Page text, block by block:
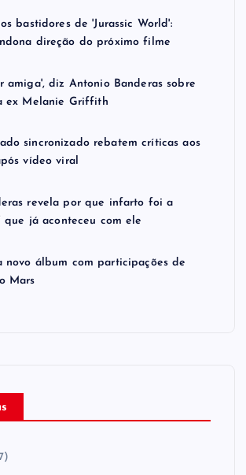
bastidores de 'Jurassic World':
direção do próximo filme
amiga', diz Antonio Banderas sobre
ex Melanie Griffith
sincronizado rebatem críticas ​a​os
vídeo viral
revela por que infarto foi a
que já aconteceu com ele
novo álbum com participações de
Mars